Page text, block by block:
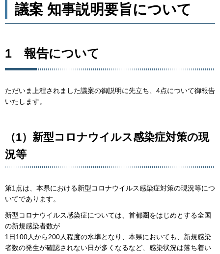
議案 知事説明要旨について
1 報告について
ただいま上程されました議案の御説明に先立ち、4点について御報告
いたします。
（1）新型コロナウイルス感染症対策の現
況等
第1点は、本県における新型コロナウイルス感染症対策の現況等につ
いてであります。
新型コロナウイルス感染症については、首都圏をはじめとする全国
の新規感染者数が
1日100人から200人程度の水準となり、本県においても、新規感染
者数の発生が確認されない日が多くなるなど、感染状況は落ち着い